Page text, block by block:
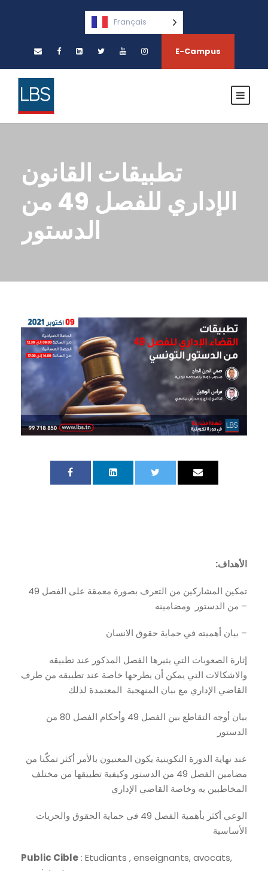
Français
E-Campus
تطبيقات القانون
الإداري للفصل 49 من
الدستور
:الأهداف
تمكين المشاركين من التعرف بصورة معمقة على الفصل 49
من الدستور ومضامينه –
بيان أهميته في حماية حقوق الانسان –
والاشكالات التي يمكن أن يطرحها خاصة عند تطبيقه من طرف
القاضي الإداري مع بيان المنهجية المعتمدة لذلك
بيان أوجه التقاطع بين الفصل 49 وأحكام الفصل 80 من
الدستور
عند نهاية الدورة التكوينية يكون المعنيون بالأمر أكثر تمكّنا من
مضامين الفصل 49 من الدستور وكيفية تطبيقها من مختلف
المخاطبين به وخاصة القاضي الإداري
الوعي أكثر بأهمية الفصل 49 في حماية الحقوق والحريات
الأساسية
Public Cible : Etudiants , enseignants, avocats,